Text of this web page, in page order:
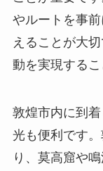
やルートを事
えることが大
動を実現するこ
敦煌市内に到
光も便利です
り、莫高窟や